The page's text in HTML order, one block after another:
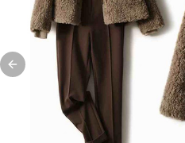
Previous slide